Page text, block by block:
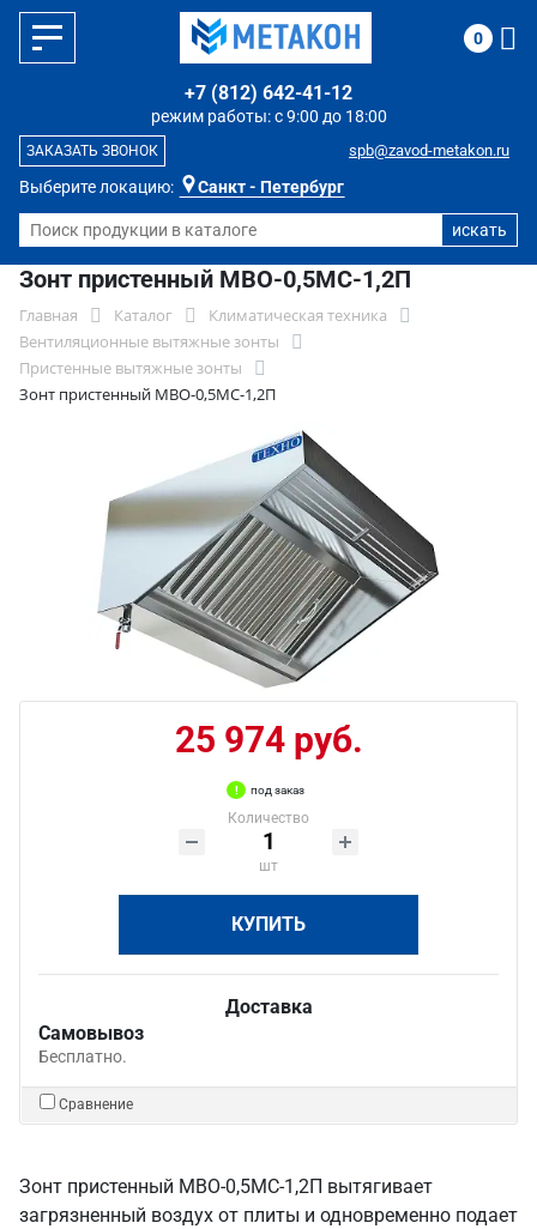
Выберите локацию: Санкт - Петербург
режим работы: с 9:00 до 18:00
+7 (812) 642-41-12
spb@zavod-metakon.ru
ЗАКАЗАТЬ ЗВОНОК
0
Зонт пристенный МВО-0,5МС-1,2П
Главная Каталог
Климатическая техника
Вентиляционные вытяжные зонты
Пристенные вытяжные зонты
Зонт пристенный МВО-0,5МС-1,2П
25 974 руб.
под заказ
Количество
шт
КУПИТЬ
Доставка
Самовывоз
Бесплатно.
Сравнение
Зонт пристенный МВО-0,5МС-1,2П вытягивает
загрязненный воздух от плиты и одновременно подает